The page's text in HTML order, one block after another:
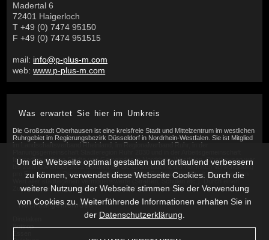
Madertal 6
72401 Haigerloch
T +49 (0) 7474 95150
F +49 (0) 7474 951515
mail: info@p-plus-m.com
web:www.p-plus-m.com
Was erwartet Sie hier im Umkreis
Die Großstadt Oberhausen ist eine kreisfreie Stadt und Mittelzentrum im westlichen
Ruhrgebiet im Regierungsbezirk Düsseldorf in Nordrhein-Westfalen. Sie ist Mitglied
im Landschaftsverband Rheinland, im Regionalverband Ruhr, in der
fahrradfreundliche Städte und Gemeinden in Nordrhein-Westfalen. Oberhausen war
bis zum November 2012 bekannt als die Großstadt mit der höchsten Verschuldung
pro Einwohner in Deutschland: Die Summe der Schulden der Stadt übersteigt den
Wert aller stadteigenen Vermögenswerte (Straßen, Schulen etc.). Durch einen
Zuschuss des Landes NRW wurde diese Situation beendet.
Nachbargemeinden
Bottrop
Um die Webseite optimal gestalten und fortlaufend verbessern
zu können, verwendet diese Webseite Cookies. Durch die
weitere Nutzung der Webseite stimmen Sie der Verwendung
von Cookies zu. Weiterführende Informationen erhalten Sie in
der Datenschutzerklärung